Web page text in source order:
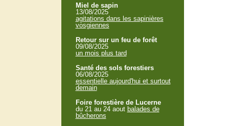
Miel de sapin
13/08/2025
agitations dans les sapinières
vosgiennes
Retour sur un feu de forêt
09/08/2025
un mois plus tard
Santé des sols forestiers
06/08/2025
essentielle aujourd'hui et surtout
demain
Foire forestière de Lucerne
du 21 au 24 aout balades de
bûcherons